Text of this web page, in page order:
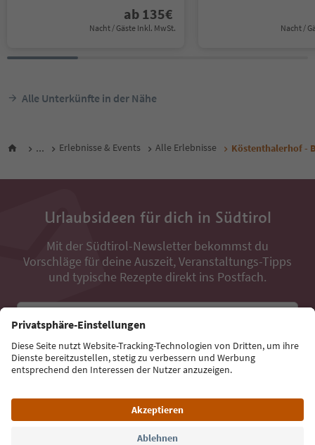
ab 135€
Nacht / Gäste Inkl. MwSt. Nacht /
Alle Unterkünfte in der Nähe
... Erlebnisse & Events Alle Erlebnisse Köstenthalerhof -
Urlaubsideen für dich in Südtirol
Mit der Südtirol-Newsletter bekommst du
Vorschläge für deine Auszeit, Veranstaltungs-Tipps
und typische Rezepte direkt ins Postfach.
E-Mail Adresse
Jetzt anmelden